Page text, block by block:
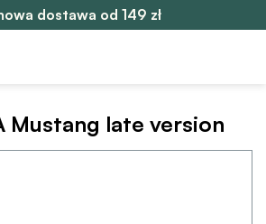
dostawa od 149 zł
Mustang late version